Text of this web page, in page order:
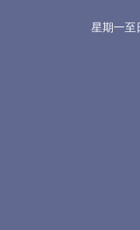
星期一